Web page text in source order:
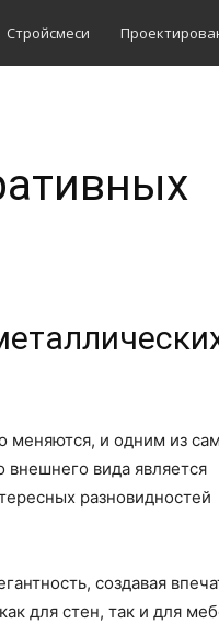
Стройсмеси
меняются, и одним из
вида является
разновидностей
создавая
для стен, так и для